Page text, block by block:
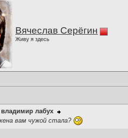
Вячеслав Серёгин
Живу я здесь
владимир лабух
вам чужой стала?